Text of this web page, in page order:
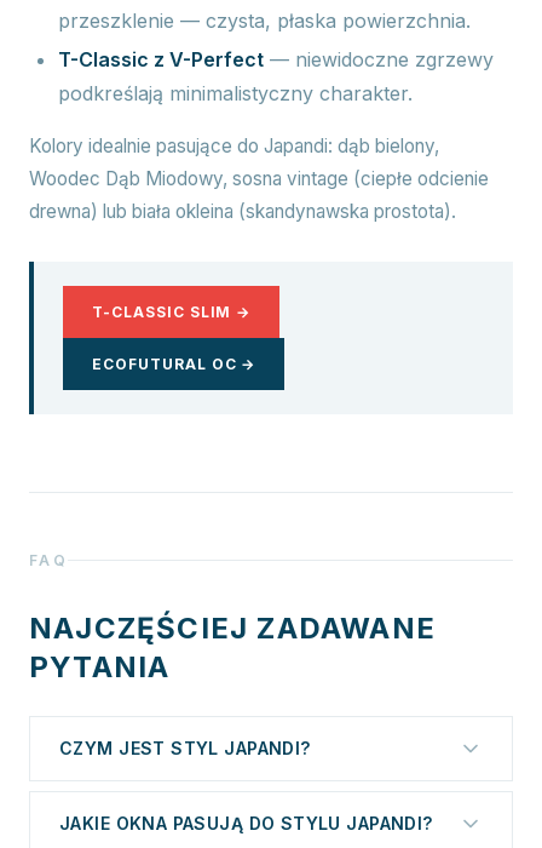
przeszklenie — czysta, płaska powierzchnia.
T-Classic z V-Perfect — niewidoczne zgrzewy
podkreślają minimalistyczny charakter.
Kolory idealnie pasujące do Japandi: dąb bielony,
Woodec Dąb Miodowy, sosna vintage (ciepłe odcienie
drewna) lub biała okleina (skandynawska prostota).
T-CLASSIC SLIM →
ECOFUTURAL OC →
FAQ
NAJCZĘŚCIEJ ZADAWANE
PYTANIA
CZYM JEST STYL JAPANDI?
Japandi to połączenie japońskiego minimalizmu
(wabi-sabi — piękno niedoskonałości, naturalne
JAKIE OKNA PASUJĄ DO STYLU JAPANDI?